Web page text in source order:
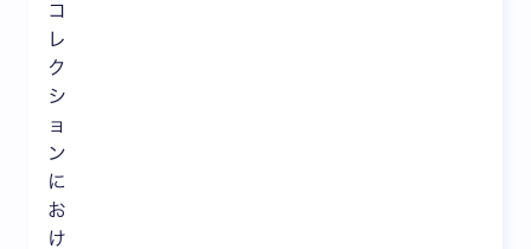
コ
レ
ク
シ
ョ
ン
に
お
け